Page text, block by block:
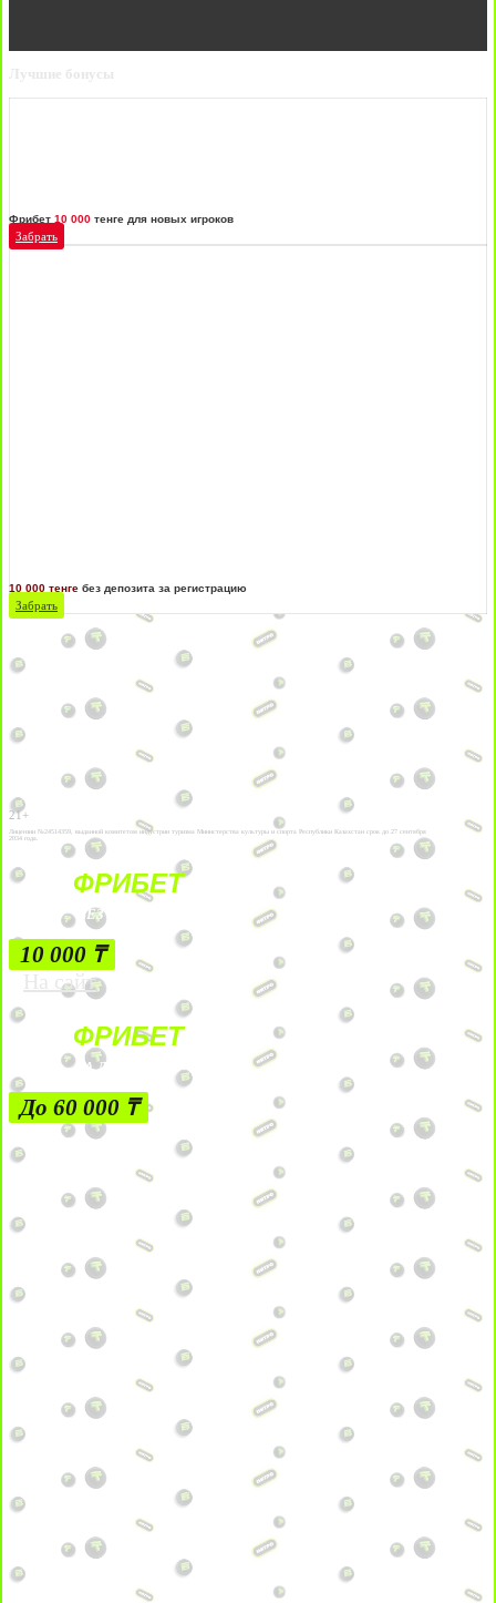
Лучшие бонусы
Фрибет 10 000 тенге для новых игроков
Забрать
10 000 тенге без депозита за регистрацию
Забрать
21+
Лицензии №24514359, выданной комитетом индустрии туризма Министерства культуры и спорта Республики Казахстан срок до 27 сентября
2034 года.
ФРИБЕТ
БЕЗ УСЛОВИЙ
10 000 ₸
На сайт
ФРИБЕТ
ЗА ДЕПОЗИТЫ
До 60 000 ₸